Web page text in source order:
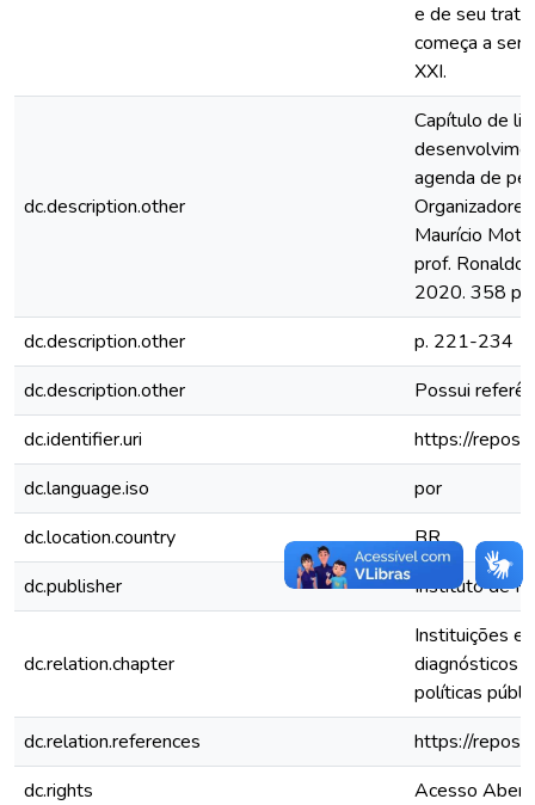
e de seu
começa a ser
XXI.
dc.description.other
Capítulo de
agenda de
Maurício
prof. Ronaldo
2020. 358 p.
dc.description.other
p. 221-234
dc.description.other
Possui
dc.identifier.uri
https://
dc.language.iso
por
dc.location.country
BR
dc.publisher
Instituto de
dc.relation.chapter
Instituições e
diagnósticos
políticas
dc.relation.references
https://
dc.rights
Acesso